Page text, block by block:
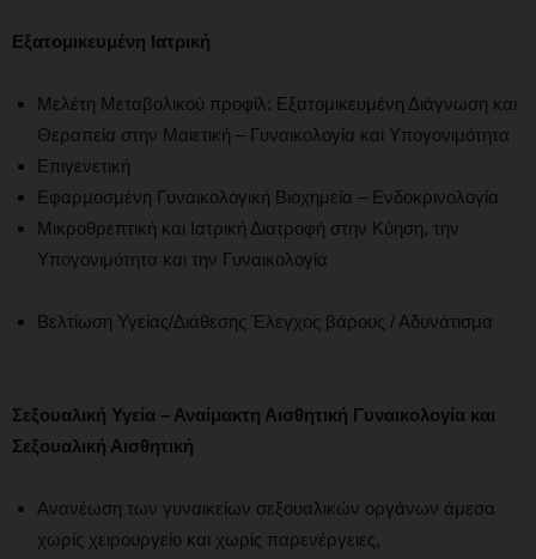
Εξατομικευμένη Ιατρική
Μελέτη Μεταβολικού προφίλ: Εξατομικευμένη Διάγνωση και
Θεραπεία στην Μαιετική – Γυναικολογία και Υπογονιμότητα
Επιγενετική
Εφαρμοσμένη Γυναικολογική Βιοχημεία – Ενδοκρινολογία
Μικροθρεπτική και Ιατρική Διατροφή στην Κύηση, την
Υπογονιμότητα και την Γυναικολογία
Βελτίωση Υγείας/Διάθεσης Έλεγχος βάρους / Αδυνάτισμα
Σεξουαλική Υγεία – Αναίμακτη Αισθητική Γυναικολογία και
Σεξουαλική Αισθητική
Ανανέωση των γυναικείων σεξουαλικών οργάνων άμεσα
χωρίς χειρουργείο και χωρίς παρενέργειες,